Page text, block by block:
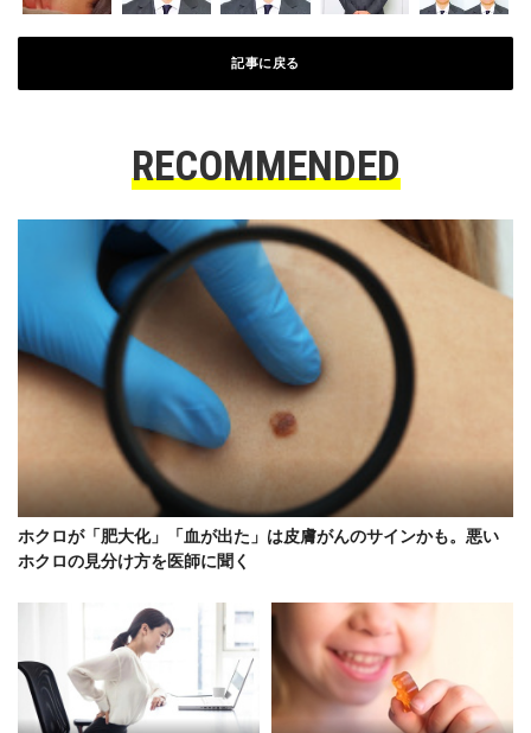
記事に戻る
RECOMMENDED
ホクロが「肥大化」「血が出た」は皮膚がんのサインかも。悪い
ホクロの見分け方を医師に聞く